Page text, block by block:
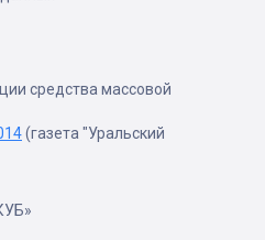
средства массовой
(газета "Уральский